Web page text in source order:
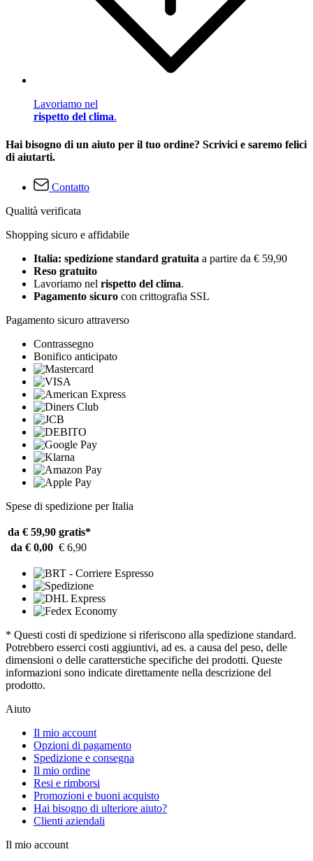
Lavoriamo nel
rispetto del clima.
Hai bisogno di un aiuto per il tuo ordine? Scrivici e saremo felici
di aiutarti.
Contatto
Qualità verificata
Shopping sicuro e affidabile
Italia: spedizione standard gratuita a partire da € 59,90
Reso gratuito
Lavoriamo nel rispetto del clima.
Pagamento sicuro con crittografia SSL
Pagamento sicuro attraverso
Contrassegno
Bonifico anticipato
Spese di spedizione per Italia
da € 59,90 gratis*
da € 0,00 € 6,90
* Questi costi di spedizione si riferiscono alla spedizione standard.
Potrebbero esserci costi aggiuntivi, ad es. a causa del peso, delle
dimensioni o delle caratterstiche specifiche dei prodotti. Queste
informazioni sono indicate direttamente nella descrizione del
prodotto.
Aiuto
Il mio account
Opzioni di pagamento
Spedizione e consegna
Il mio ordine
Resi e rimborsi
Promozioni e buoni acquisto
Hai bisogno di ulteriore aiuto?
Clienti aziendali
Il mio account